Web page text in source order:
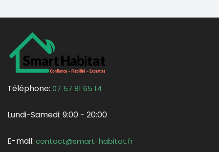
Téléphone: 07 57 81 65 14
Lundi-Samedi: 9:00 - 20:00
E-mail: contact@smart-habitat.fr